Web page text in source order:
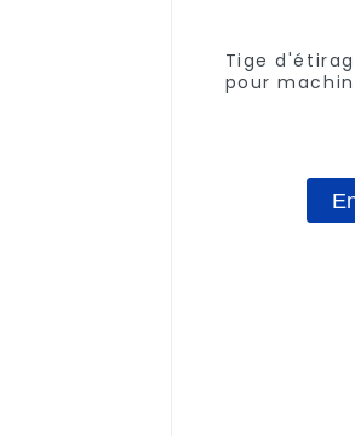
Tige
pour